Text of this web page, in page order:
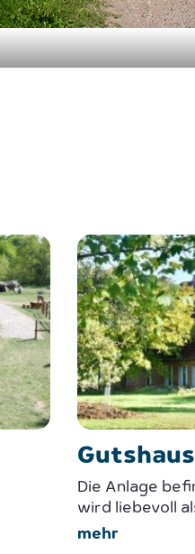
Die Anlage
wird liebevoll
mehr